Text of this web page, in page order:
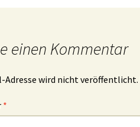
einen Kommentar
Adresse wird nicht veröffentlicht.
*